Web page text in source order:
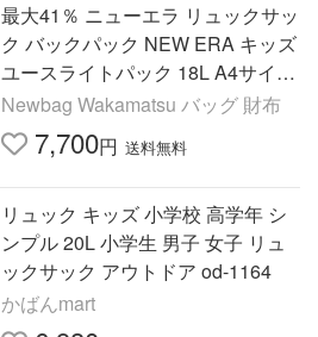
最大41％ ニューエラ リュックサッ
ク バックパック NEW ERA キッズ
ユースライトパック 18L A4サイズ
メンズ レディース キッズ
Newbag Wakamatsu バッグ 財布
7,700円 送料無料
リュック キッズ 小学校 高学年 シ
ンプル 20L 小学生 男子 女子 リュ
ックサック アウトドア od-1164
かばんmart